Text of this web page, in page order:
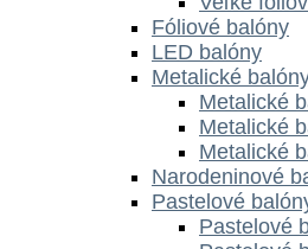
Fóliové balóny
LED balóny
Metalické
Metalické
Metalické
Metalické
Narodeninové
Pastelové
Pastelové